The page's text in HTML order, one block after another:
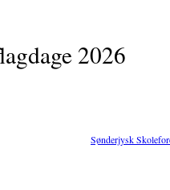
2026
Sønderjysk